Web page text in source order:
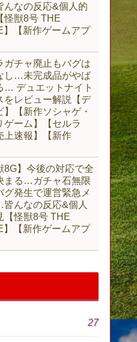
んなの反応&個人的
怪獣8号 THE
】【新作ゲームアプ
ガチャ廃止もバグは
し…未完成品がやば
… デュエットナイト
をレビュー解説【デ
】【新作ソシャゲ・
ゲーム】【セルラ
上速報】【新作
8G】今後の対応で全
まる…ガチャ石無限
グ発生で運営緊急メ
んなの反応&個人
【怪獣8号 THE
】【新作ゲームアプ
27